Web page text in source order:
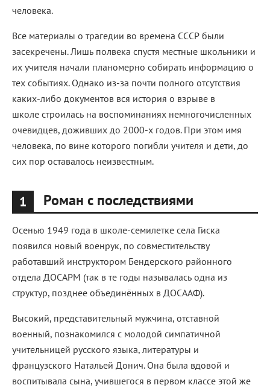
человека.
Все материалы о трагедии во времена СССР были
засекречены. Лишь полвека спустя местные школьники и
их учителя начали планомерно собирать информацию о
тех событиях. Однако из-за почти полного отсутствия
каких-либо документов вся история о взрыве в
школе строилась на воспоминаниях немногочисленных
очевидцев, доживших до 2000-х годов. При этом имя
человека, по вине которого погибли учителя и дети, до
сих пор оставалось неизвестным.
1 Роман с последствиями
Осенью 1949 года в школе-семилетке села Гиска
появился новый военрук, по совместительству
работавший инструктором Бендерского районного
отдела ДОСАРМ (так в те годы называлась одна из
структур, позднее объединённых в ДОСААФ).
Высокий, представительный мужчина, отставной
военный, познакомился с молодой симпатичной
учительницей русского языка, литературы и
французского Натальей Донич. Она была вдовой и
воспитывала сына, учившегося в первом классе этой же